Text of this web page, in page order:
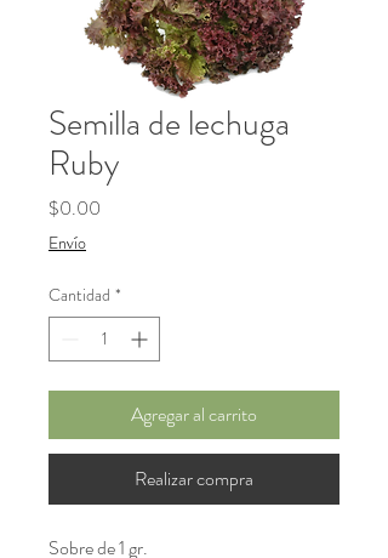
Semilla de lechuga
Ruby
$0.00
Envío
Cantidad *
Agregar al carrito
Realizar compra
Sobre de 1 gr.​